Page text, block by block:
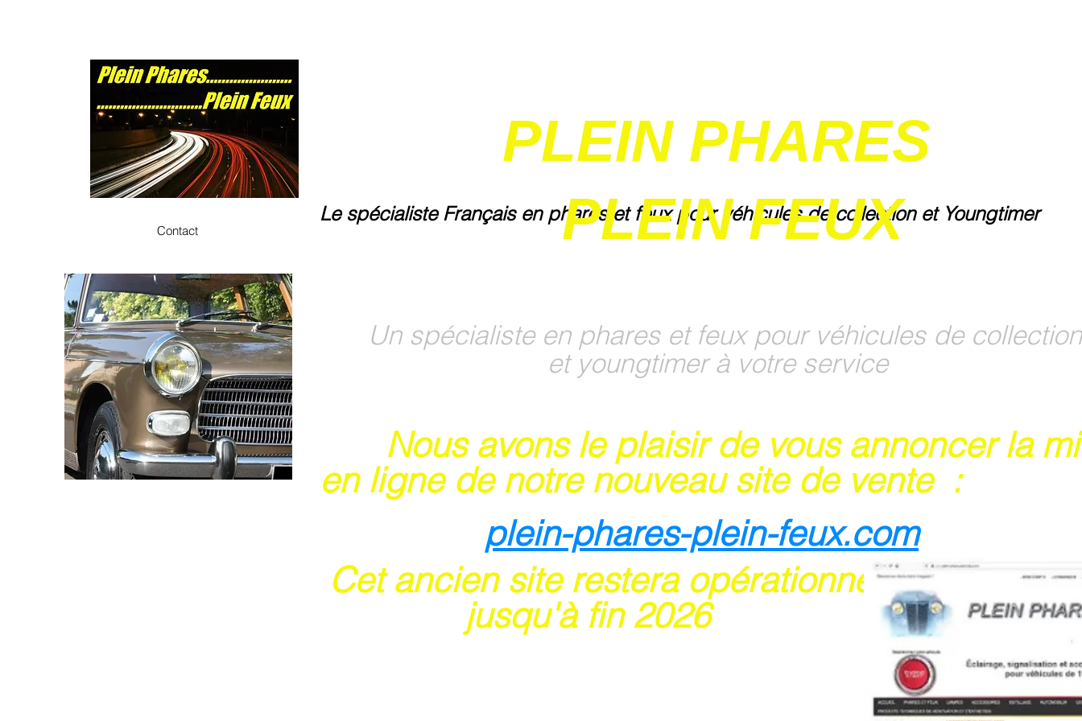
Contact
Le spécialiste Français en phares et feux pour véhicules de collection et Youngtimer
Un spécialiste en phares et feux pour véhicules de collection
et youngtimer à votre service
Nous avons le plaisir de vous annoncer la
en ligne de notre nouveau site de vente :
plein-phares-plein-feux.com
Cet ancien site restera opérationnel
jusqu'à fin 2026
PLEIN PHARES
PLEIN FEUX